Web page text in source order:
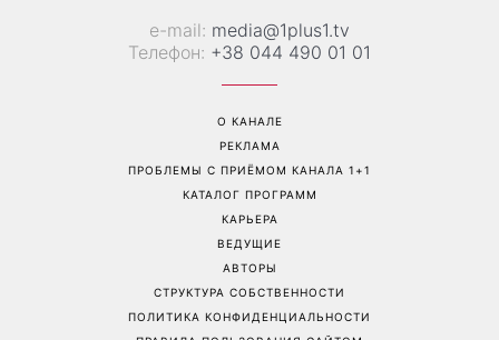
Дорофеева рассказала о
проблемах со здоровьем
Соломия Витвицкая
рассказала, как узнала о
беременности и как
отреагировал ее муж